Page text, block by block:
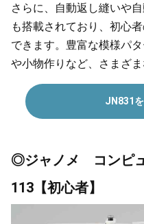
さらに、自動返し縫いや
も搭載されており、初心
できます。豊富な模様パ
や小物作りなど、さまざ
JN831
◎ジャノメ コンピ
113【初心者】